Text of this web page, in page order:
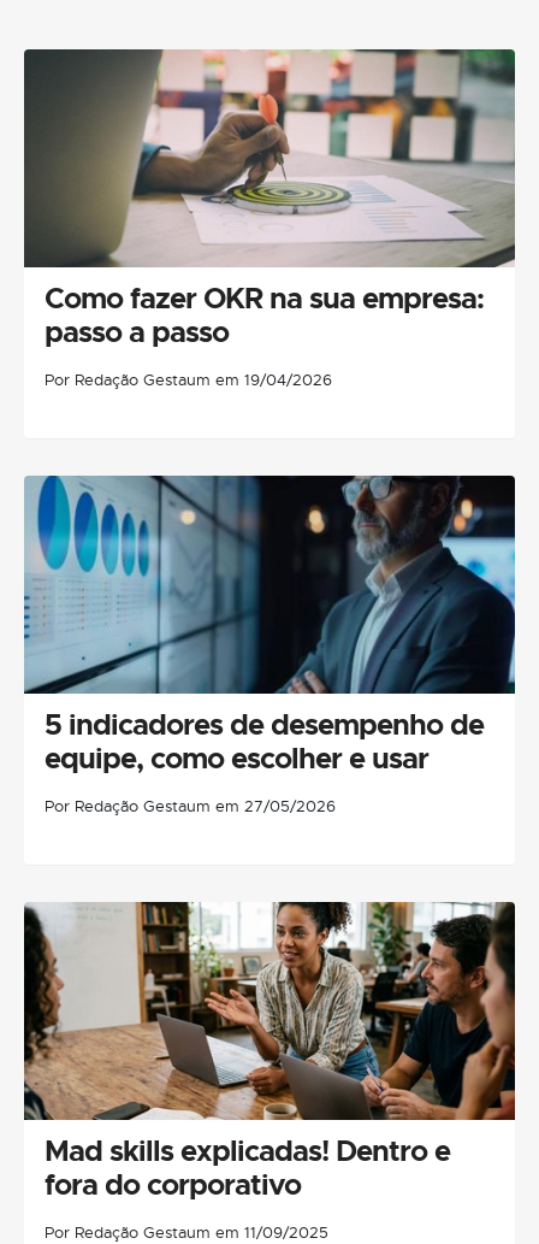
Como fazer OKR na sua empresa:
passo a passo
Por Redação Gestaum em 19/04/2026
5 indicadores de desempenho de
equipe, como escolher e usar
Por Redação Gestaum em 27/05/2026
Mad skills explicadas! Dentro e
fora do corporativo
Por Redação Gestaum em 11/09/2025